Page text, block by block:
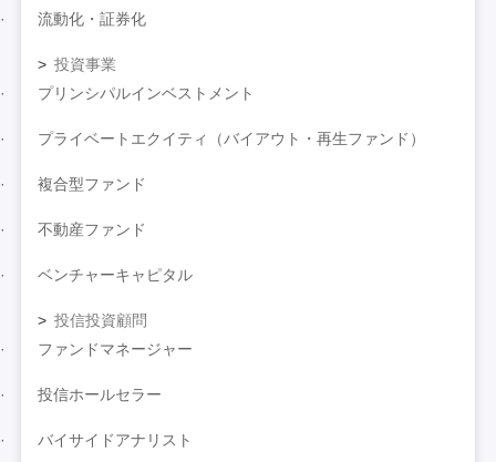
流動化・証券化
投資事業
プリンシパルインベストメント
プライベートエクイティ（バイアウト・再生ファンド）
複合型ファンド
不動産ファンド
ベンチャーキャピタル
投信投資顧問
ファンドマネージャー
投信ホールセラー
バイサイドアナリスト